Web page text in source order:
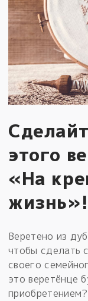
этого
«На
жизнь»!
Веретено из
чтобы сделать
своего
это веретёнце
приобретением?